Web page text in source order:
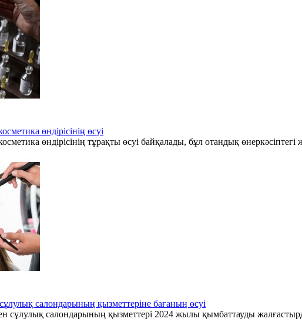
өндірісінің өсуі
өндірісінің тұрақты өсуі байқалады, бұл отандық
салондарының қызметтеріне бағаның өсуі
сұлулық салондарының қызметтері 2024 жылы қымбаттауды